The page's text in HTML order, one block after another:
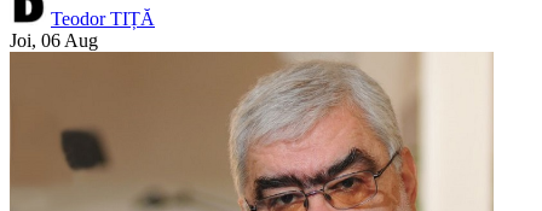
Teodor TIȚĂ
Joi, 06 Aug